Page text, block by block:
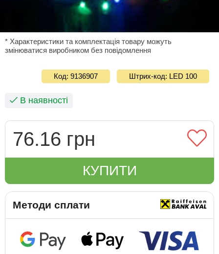
* Характеристики та комплектація товару можуть
змінюватися виробником без повідомлення
Код: 9136907 Штрих-код: LED 100
В наявності
76.16 грн
КУПИТИ
Методи сплати